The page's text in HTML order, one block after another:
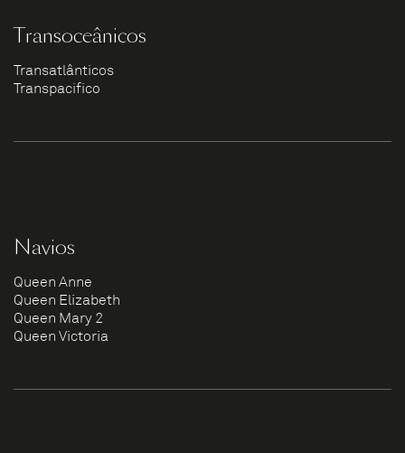
Transoceânicos
Transatlânticos
Transpacífico
Navios
Queen Anne
Queen Elizabeth
Queen Mary 2
Queen Victoria